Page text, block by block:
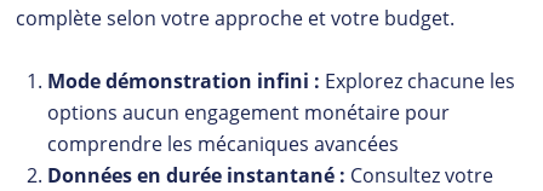
complète selon votre approche et votre budget.
Mode démonstration infini : Explorez chacune les
options aucun engagement monétaire pour
comprendre les mécaniques avancées
Données en durée instantané : Consultez votre